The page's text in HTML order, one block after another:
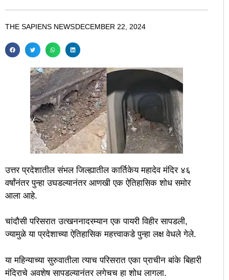
THE SAPIENS NEWSDECEMBER 22, 2024
उत्तर प्रदेशातील संभल जिल्ह्यातील कार्तिकेय महादेव मंदिर ४६
वर्षांनंतर पुन्हा उघडल्यानंतर आणखी एक ऐतिहासिक शोध समोर
आला आहे.
चांदौसी परिसरात उत्खननादरम्यान एक पायरी विहीर सापडली,
ज्यामुळे या प्रदेशाच्या ऐतिहासिक महत्त्वाकडे पुन्हा लक्ष वेधले गेले.
या महिन्याच्या सुरुवातीला त्याच परिसरात एका प्राचीन बांके बिहारी
मंदिराचे अवशेष सापडल्यानंतर लगेचच हा शोध लागला.